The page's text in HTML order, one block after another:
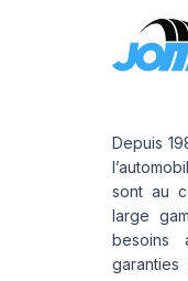
Depuis
sont au
large
besoins